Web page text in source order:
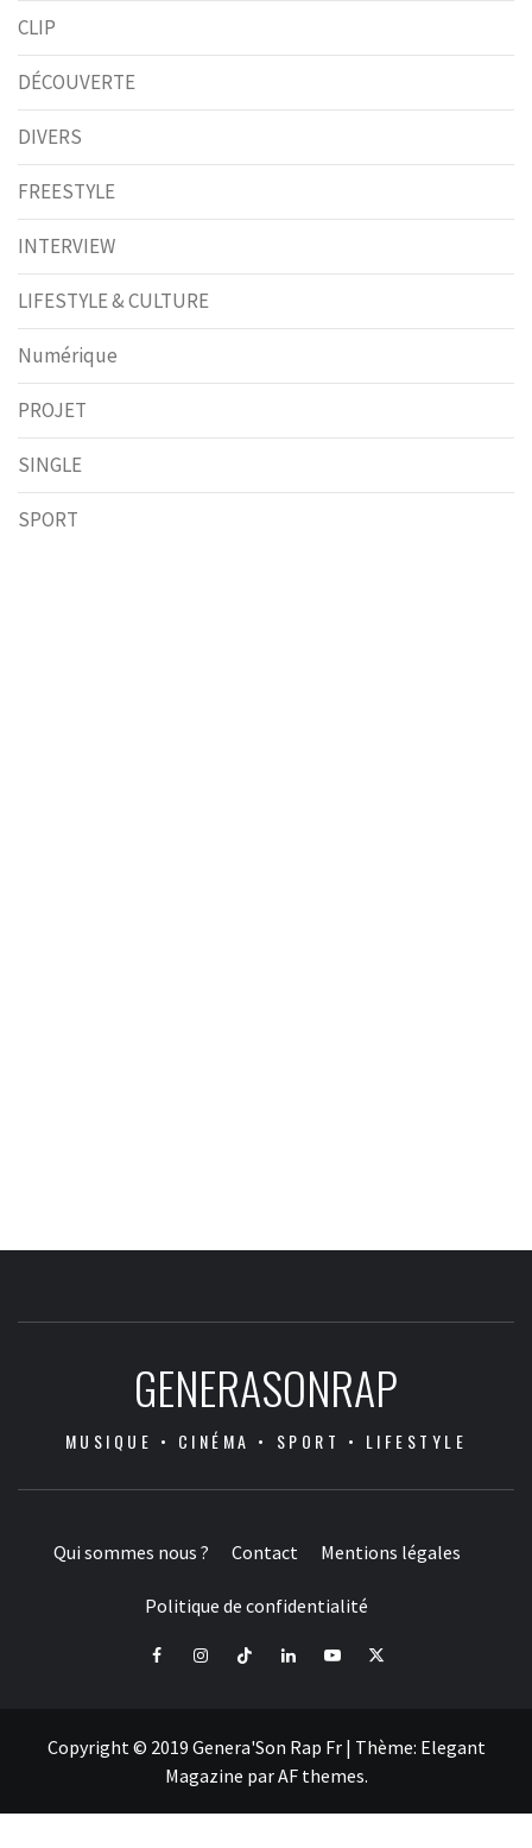
CLIP
DÉCOUVERTE
DIVERS
FREESTYLE
INTERVIEW
LIFESTYLE & CULTURE
Numérique
PROJET
SINGLE
SPORT
GENERASONRAP
MUSIQUE • CINÉMA • SPORT • LIFESTYLE
Qui sommes nous ? Contact Mentions légales
Politique de confidentialité
FacebookInstagramTiktok LinkedInYoutube
X
Copyright © 2019 Genera'Son Rap Fr | Thème: Elegant
Magazine parAF themes.